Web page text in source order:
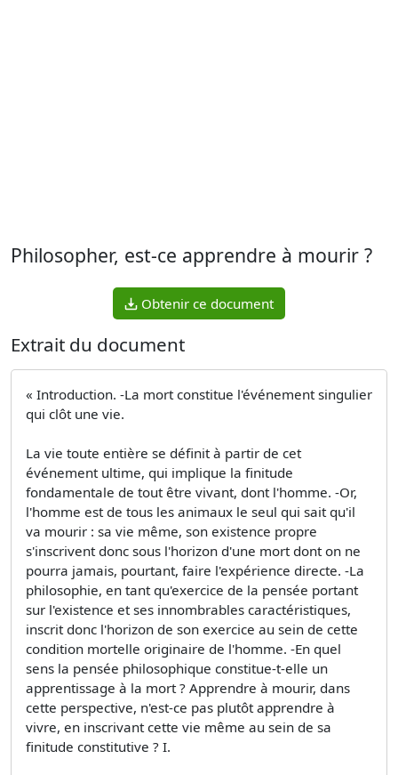
Philosopher, est-ce apprendre à mourir ?
Obtenir ce document
Extrait du document
« Introduction. -La mort constitue l'événement singulier
qui clôt une vie.
La vie toute entière se définit à partir de cet
événement ultime, qui implique la finitude
fondamentale de tout être vivant, dont l'homme. -Or,
l'homme est de tous les animaux le seul qui sait qu'il
va mourir : sa vie même, son existence propre
s'inscrivent donc sous l'horizon d'une mort dont on ne
pourra jamais, pourtant, faire l'expérience directe. -La
philosophie, en tant qu'exercice de la pensée portant
sur l'existence et ses innombrables caractéristiques,
inscrit donc l'horizon de son exercice au sein de cette
condition mortelle originaire de l'homme. -En quel
sens la pensée philosophique constitue-t-elle un
apprentissage à la mort ? Apprendre à mourir, dans
cette perspective, n'est-ce pas plutôt apprendre à
vivre, en inscrivant cette vie même au sein de sa
finitude constitutive ? I.